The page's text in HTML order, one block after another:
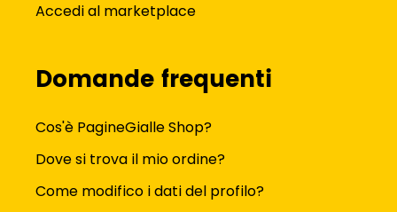
Accedi al marketplace
Domande frequenti
Cos'è PagineGialle Shop?
Dove si trova il mio ordine?
Come modifico i dati del profilo?